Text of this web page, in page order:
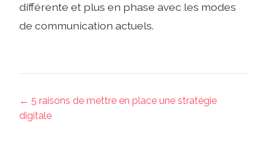
différente et plus en phase avec les modes
de communication actuels.
← 5 raisons de mettre en place une stratégie
digitale